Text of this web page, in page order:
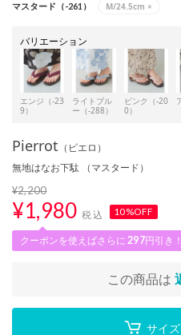
マスタード（-261） M/24.5cm ×
バリエーション
エンジ（-23
9）
ライトブル
ー（-288）
ピンク（-20
0）
Pierrot （ピエロ）
無地はなお下駄 （マスタード）
¥2,200
¥1,980 税込 10%OFF
クーポンを使えばさらに 297円引き！
この商品は
サイ